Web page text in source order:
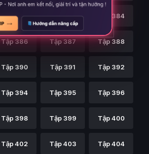
Tập 382 Tập 383 Tập 384
Tập 386 Tập 387 Tập 388
Tập 390 Tập 391 Tập 392
Tập 394 Tập 395 Tập 396
Tập 398 Tập 399 Tập 400
Tập 402 Tập 403 Tập 404